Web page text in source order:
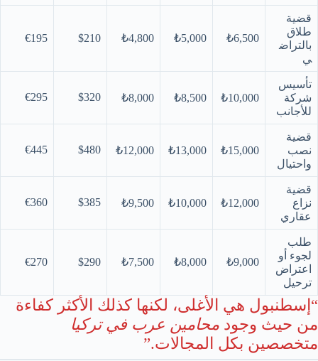
قضية
طلاق
بالتراض
ي
₺6,500
₺5,000
₺4,800
$210
€195
تأسيس
شركة
للأجانب
₺10,000
₺8,500
₺8,000
$320
€295
قضية
نصب
واحتيال
₺15,000
₺13,000
₺12,000
$480
€445
قضية
نزاع
عقاري
₺12,000
₺10,000
₺9,500
$385
€360
طلب
لجوء أو
اعتراض
ترحيل
₺9,000
₺8,000
₺7,500
$290
€270
“إسطنبول هي الأغلى، لكنها كذلك الأكثر كفاءة
من حيث وجود محامين عرب في تركيا
متخصصين بكل المجالات.”